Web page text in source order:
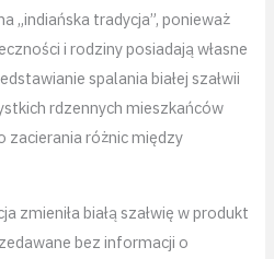
„indiańska tradycja”, ponieważ
i rodziny posiadają własne
spalania białej szałwii
rdzennych mieszkańców
zacierania różnic między
zmieniła białą szałwię w produkt
bez informacji o